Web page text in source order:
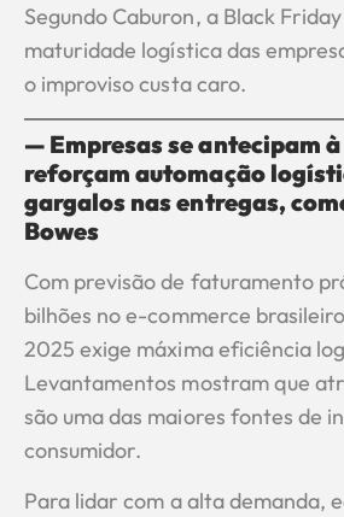
Segundo Caburon, a Black
maturidade logística das
o improviso custa caro.
— Empresas se antecipam
reforçam automação
gargalos nas entregas,
Bowes
Com previsão de faturamento
bilhões no e-commerce
2025 exige máxima eficiência
Levantamentos mostram que
são uma das maiores fontes de
consumidor.
Para lidar com a alta demanda,